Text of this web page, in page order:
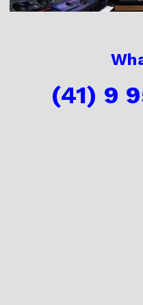
(41) 9